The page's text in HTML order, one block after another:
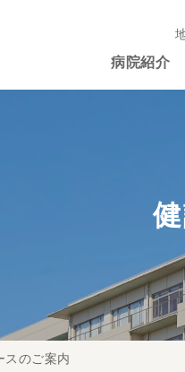
病院紹介
スのご案内